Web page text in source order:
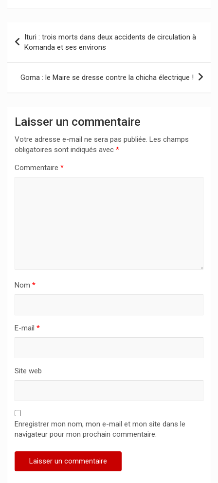
de
l’article
Ituri : trois morts dans deux accidents de circulation à
Komanda et ses environs
Goma : le Maire se dresse contre la chicha électrique !
Laisser un commentaire
Votre adresse e-mail ne sera pas publiée. Les champs
obligatoires sont indiqués avec *
Commentaire *
Nom *
E-mail *
Site web
Enregistrer mon nom, mon e-mail et mon site dans le
navigateur pour mon prochain commentaire.